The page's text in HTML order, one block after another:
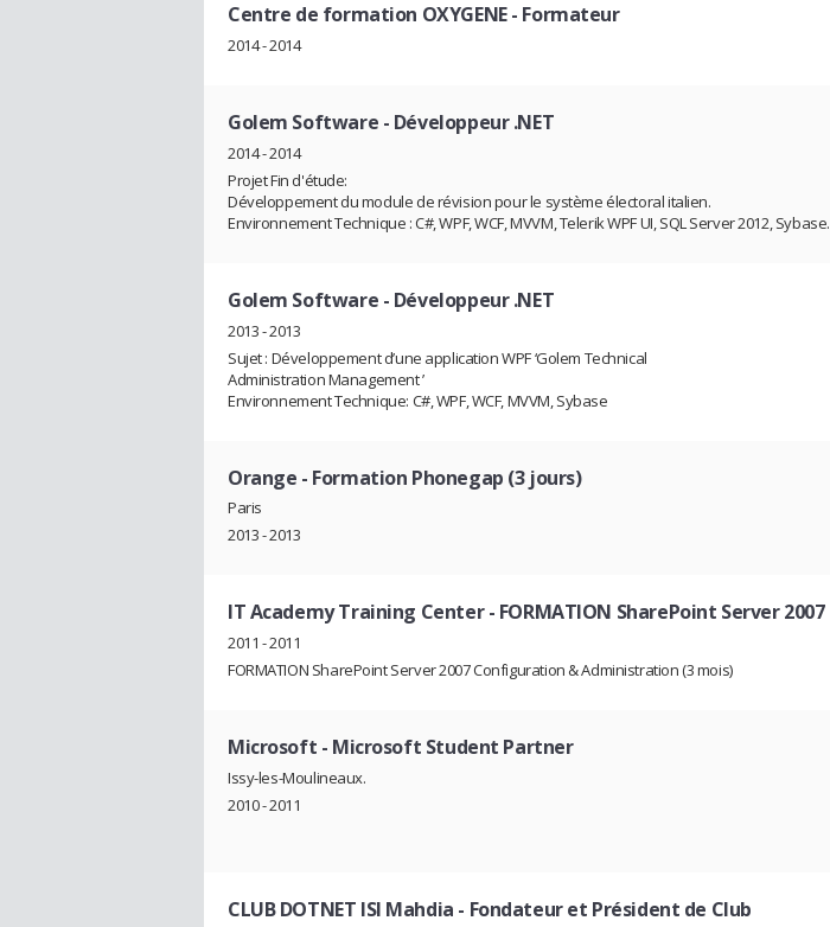
Centre de formation OXYGENE- Formateur
2014 - 2014
Golem Software - Développeur .NET
2014 - 2014
Projet Fin d'étude:
Développement du module de révision pour le système électoral italien.
Environnement Technique : C#, WPF, WCF, MVVM, Telerik WPF UI, SQL Server 2012, Sybase.
Golem Software - Développeur .NET
2013 - 2013
Sujet : Développement d’une application WPF ‘Golem Technical
Administration Management ’
Environnement Technique: C#, WPF, WCF, MVVM, Sybase
Orange - Formation Phonegap (3 jours)
Paris
2013 - 2013
IT Academy Training Center- FORMATION SharePoint Server 2007
2011 - 2011
FORMATION SharePoint Server 2007 Configuration & Administration (3 mois)
Microsoft - Microsoft Student Partner
Issy-les-Moulineaux.
2010 - 2011
CLUB DOTNET ISI Mahdia - Fondateur et Président de Club